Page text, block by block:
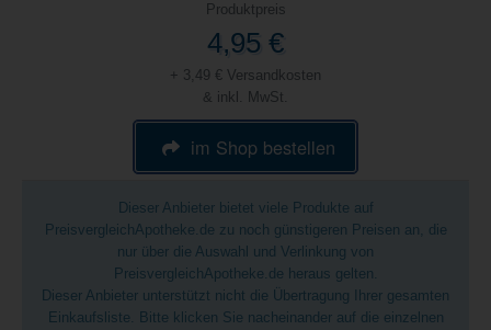
Produktpreis
4,95 €
+ 3,49 € Versandkosten
& inkl. MwSt.
im Shop bestellen
Dieser Anbieter bietet viele Produkte auf
PreisvergleichApotheke.de zu noch günstigeren Preisen an, die
nur über die Auswahl und Verlinkung von
PreisvergleichApotheke.de heraus gelten.
Dieser Anbieter unterstützt nicht die Übertragung Ihrer gesamten
Einkaufsliste. Bitte klicken Sie nacheinander auf die einzelnen